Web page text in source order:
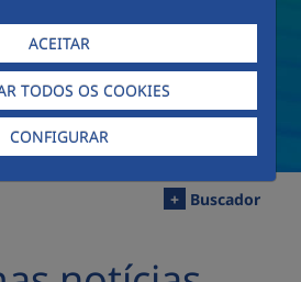
ACEITAR
TODOS OS COOKIES
CONFIGURAR
+ Buscador